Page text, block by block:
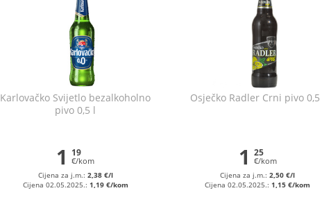
Karlovačko Svijetlo bezalkoholno
pivo 0,5 l
1 19
€/kom
Cijena za j.m.: 2,38 €/l
Cijena 02.05.2025.: 1,19 €/kom
Osječko Radler Crni pivo
1 25
€/kom
Cijena za j.m.:2,50 €/l
Cijena 02.05.2025.:1,15 €/kom